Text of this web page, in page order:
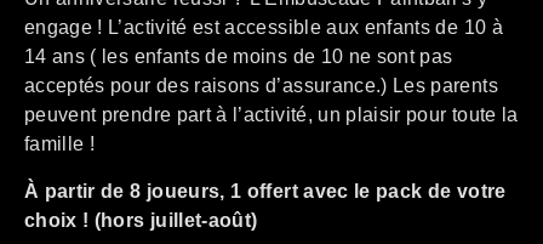
engage ! L’activité est accessible aux enfants de 10 à
14 ans ( les enfants de moins de 10 ne sont pas
acceptés pour des raisons d’assurance.) Les parents
peuvent prendre part à l’activité, un plaisir pour toute la
famille !
À partir de 8 joueurs, 1 offert avec le pack de votre
choix ! (hors juillet-août)